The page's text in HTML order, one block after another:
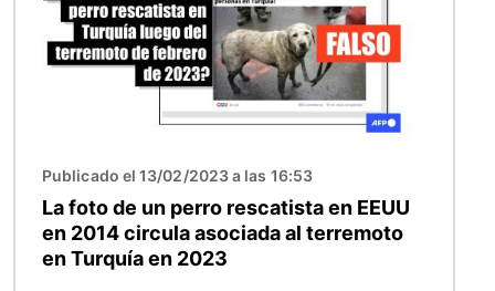
Publicado el 13/02/2023 a las 16:53
La foto de un perro rescatista en EEUU
en 2014 circula asociada al terremoto
en Turquía en 2023